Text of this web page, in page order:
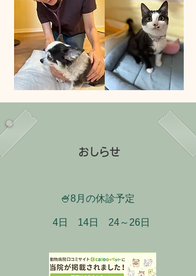
おしらせ
​🍧8月の休診予定
​4日 14日 24～26日